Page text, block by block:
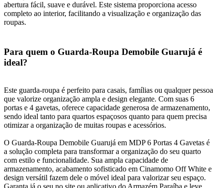
abertura fácil, suave e durável. Este sistema proporciona acesso
completo ao interior, facilitando a visualização e organização das
roupas.
Para quem o Guarda-Roupa Demobile Guarujá é
ideal?
Este guarda-roupa é perfeito para casais, famílias ou qualquer pessoa
que valorize organização ampla e design elegante. Com suas 6
portas e 4 gavetas, oferece capacidade generosa de armazenamento,
sendo ideal tanto para quartos espaçosos quanto para quem precisa
otimizar a organização de muitas roupas e acessórios.
O Guarda-Roupa Demobile Guarujá em MDP 6 Portas 4 Gavetas é
a solução completa para transformar a organização do seu quarto
com estilo e funcionalidade. Sua ampla capacidade de
armazenamento, acabamento sofisticado em Cinamomo Off White e
design versátil fazem dele o móvel ideal para valorizar seu espaço.
Garanta já o seu no site ou aplicativo do Armazém Paraíba e leve